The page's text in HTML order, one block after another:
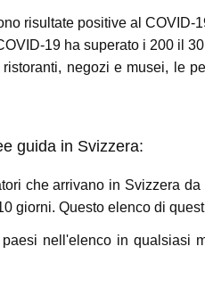
risultate positive al COVID-
19 ha superato i 200 il
ristoranti, negozi e musei, le
guida in Svizzera:
che arrivano in Svizzera
giorni. Questo elenco di
nell'elenco in qualsiasi